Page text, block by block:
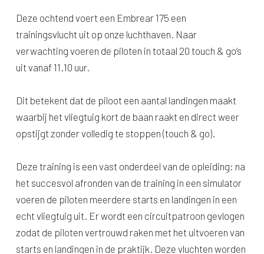
Deze ochtend voert een Embrear 175 een
trainingsvlucht uit op onze luchthaven. Naar
verwachting voeren de piloten in totaal 20 touch & go’s
uit vanaf 11.10 uur.
Dit betekent dat de piloot een aantal landingen maakt
waarbij het vliegtuig kort de baan raakt en direct weer
opstijgt zonder volledig te stoppen (touch & go).
Deze training is een vast onderdeel van de opleiding: na
het succesvol afronden van de training in een simulator
voeren de piloten meerdere starts en landingen in een
echt vliegtuig uit. Er wordt een circuitpatroon gevlogen
zodat de piloten vertrouwd raken met het uitvoeren van
starts en landingen in de praktijk. Deze vluchten worden